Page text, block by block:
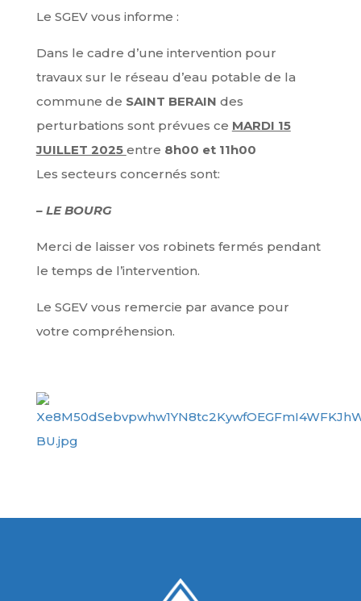
Le SGEV vous informe :
Dans le cadre d’une intervention pour
travaux sur le réseau d’eau potable de la
commune de SAINT BERAIN des
perturbations sont prévues ce MARDI 15
JUILLET 2025 entre 8h00 et 11h00
Les secteurs concernés sont:
– LE BOURG
Merci de laisser vos robinets fermés pendant
le temps de l’intervention.
Le SGEV vous remercie par avance pour
votre compréhension.